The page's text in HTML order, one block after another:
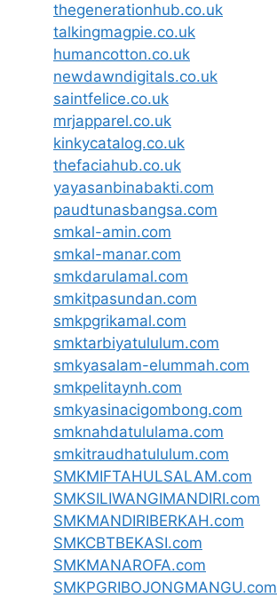
thegenerationhub.co.uk
talkingmagpie.co.uk
humancotton.co.uk
newdawndigitals.co.uk
saintfelice.co.uk
mrjapparel.co.uk
kinkycatalog.co.uk
thefaciahub.co.uk
yayasanbinabakti.com
paudtunasbangsa.com
smkal-amin.com
smkal-manar.com
smkdarulamal.com
smkitpasundan.com
smkpgrikamal.com
smktarbiyatululum.com
smkyasalam-elummah.com
smkpelitaynh.com
smkyasinacigombong.com
smknahdatululama.com
smkitraudhatululum.com
SMKMIFTAHULSALAM.com
SMKSILIWANGIMANDIRI.com
SMKMANDIRIBERKAH.com
SMKCBTBEKASI.com
SMKMANAROFA.com
SMKPGRIBOJONGMANGU.com